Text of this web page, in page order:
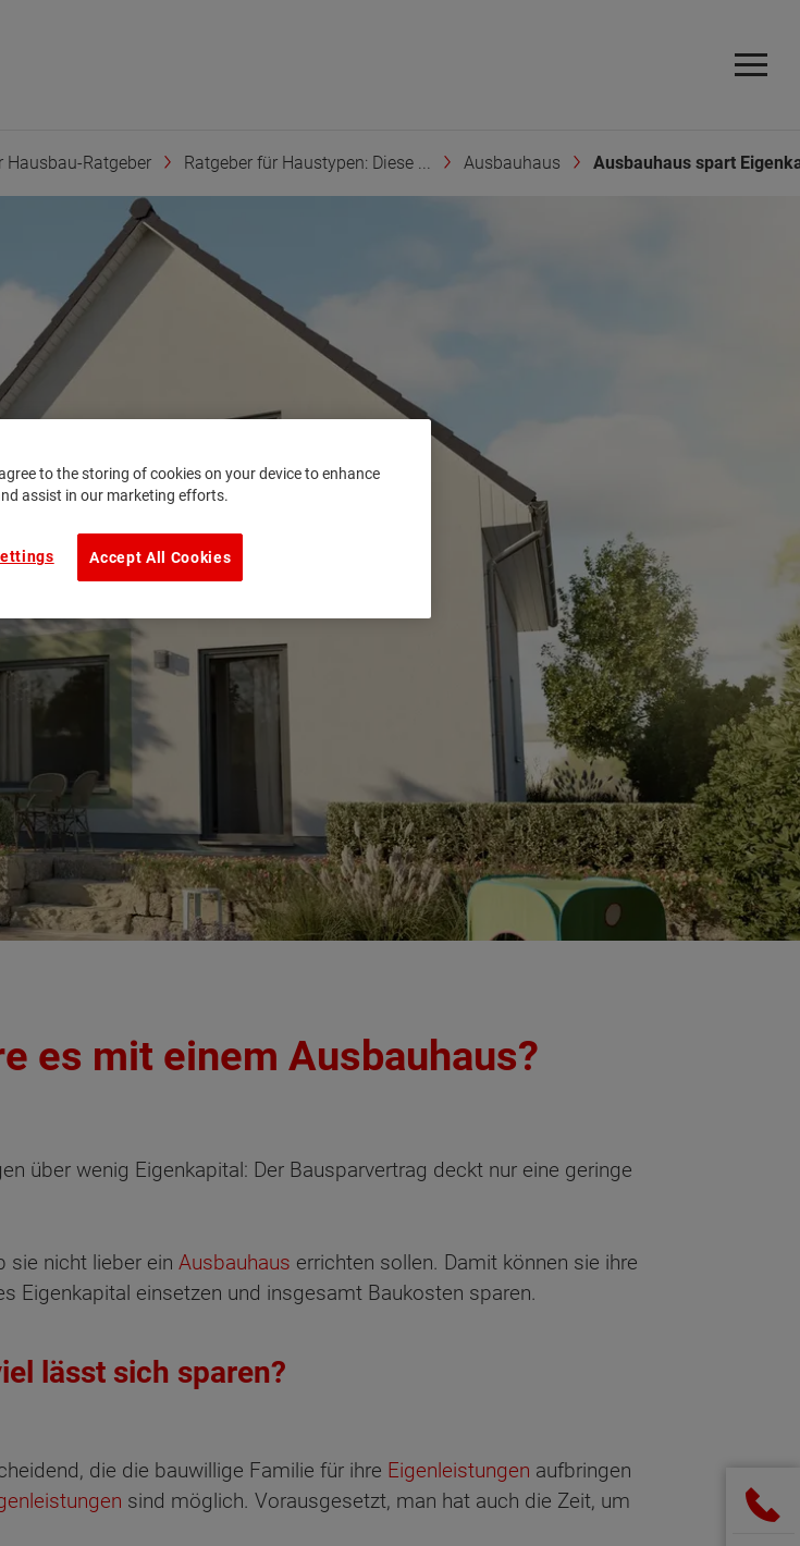
Hausbau-Ratgeber Ratgeber für Haustypen: Diese ... Ausbauhaus Ausbauhaus spart
es mit einem Ausbauhaus?
über wenig Eigenkapital: Der Bausparvertrag deckt nur eine geringe
sie nicht lieber ein Ausbauhaus errichten sollen. Damit können sie ihre
Eigenkapital einsetzen und insgesamt Baukosten sparen.
lässt sich sparen?
die die bauwillige Familie für ihre Eigenleistungen aufbringen
sind möglich. Vorausgesetzt, man hat auch die Zeit, um
to the storing of cookies on your device to enhance
assist in our marketing efforts.
Accept All Cookies